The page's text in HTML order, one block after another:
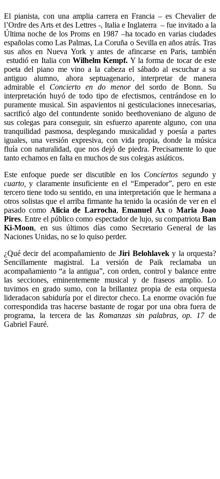
El pianista, con una amplia carrera en Francia – es Chevalier de
l’Ordre des Arts et des Lettres -, Italia e Inglaterra – fue invitado a la
Última noche de los Proms en 1987 –ha tocado en varias ciudades
españolas como Las Palmas, La Coruña o Sevilla en años atrás. Tras
sus años en Nueva York y antes de afincarse en Paris, también
estudió en Italia conWilhelm Kempf. Y la forma de tocar de este
poeta del piano me vino a la cabeza el sábado al escuchar a su
antiguo alumno, ahora septuagenario, interpretar de manera
admirable el Concierto en do menordel sordo de Bonn. Su
interpretación huyó de todo tipo de efectismos, centrándose en lo
puramente musical. Sin aspavientos ni gesticulaciones innecesarias,
sacrificó algo del contundente sonido beethoveniano de alguno de
sus colegas para conseguir, sin esfuerzo aparente alguno, con una
tranquilidad pasmosa, desplegando musicalidad y poesía a partes
iguales, una versión expresiva, con vida propia, donde la música
fluía con naturalidad, que nos dejó de piedra. Precisamente lo que
tanto echamos en falta en muchos de sus colegas asiáticos.
Este enfoque puede ser discutible en los Conciertos segundoy
cuarto, y claramente insuficiente en el “Emperador”, pero en este
tercero tiene todo su sentido, en una interpretación que le hermana a
otros solistas que el arriba firmante ha tenido la ocasión de ver en el
pasado como Alicia de Larrocha,Emanuel Axo Maria Joao
Pires.Entre el público como espectador de lujo, su compatriotaBan
Ki-Moon, en sus últimos días como Secretario General de las
Naciones Unidas, no se lo quiso perder.
¿Qué decir del acompañamiento deJiri Belohlaveky la orquesta?
Sencillamente magistral. La versión de Paik reclamaba un
acompañamiento “a la antigua”, con orden, control y balance entre
las secciones, eminentemente musical y de fraseos amplio. Lo
tuvimos en grado sumo, con la brillantez propia de esta orquesta
lideradacon sabiduría por el director checo.La enorme ovación fue
correspondida tras hacerse bastante de rogar por una obra fuera de
programa, la tercera de las Romanzas sin palabras, op. 17de
Gabriel Fauré.